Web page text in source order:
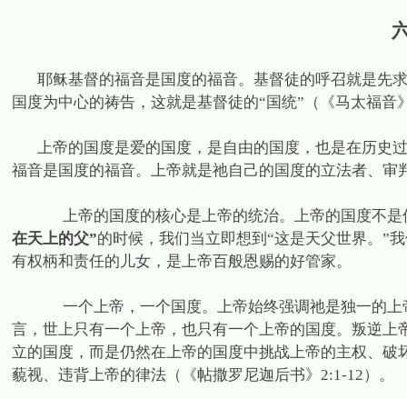
耶稣基督的福音是国度的福音。基督徒的呼召就是先
国度为中心的祷告，这就是基督徒的“国统”（《马太福音
上帝的国度是爱的国度，是自由的国度，也是在历史
福音是国度的福音。上帝就是祂自己的国度的立法者、审
上帝的国度的核心是上帝的统治。上帝的国度不
在天上的父”的时候，我们当立即想到“这是天父世界。”
有权柄和责任的儿女，是上帝百般恩赐的好管家。
一个上帝，一个国度。上帝始终强调祂是独一的上
言，世上只有一个上帝，也只有一个上帝的国度。叛逆
立的国度，而是仍然在上帝的国度中挑战上帝的主权、
藐视、违背上帝的律法（《帖撒罗尼迦后书》 2:1-12）。